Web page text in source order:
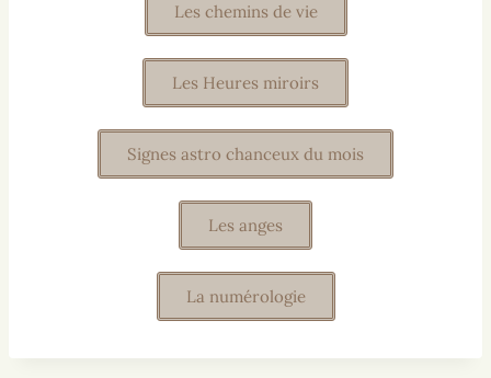
Les chemins de vie
Les Heures miroirs
Signes astro chanceux du mois
Les anges
La numérologie